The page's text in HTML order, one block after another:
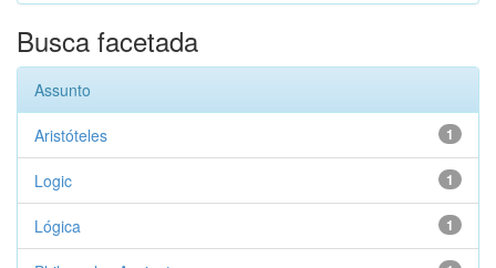
Busca facetada
Assunto
1
Aristóteles
1
Logic
1
Lógica